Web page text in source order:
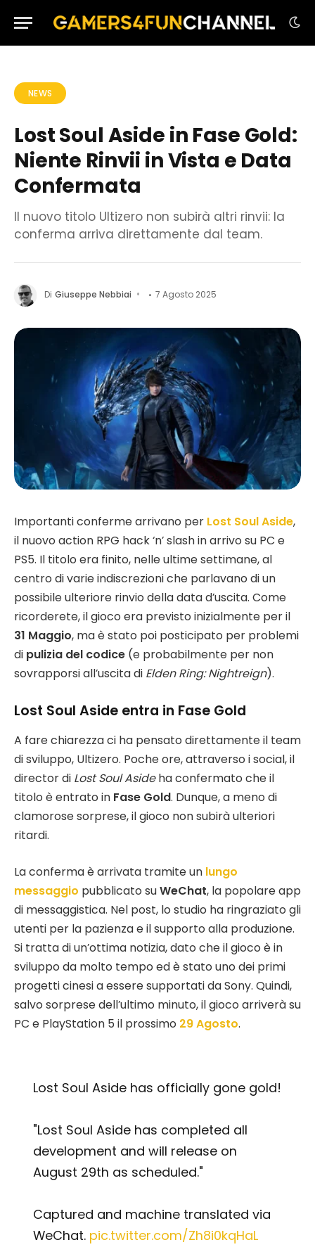
NEWS
Lost Soul Aside in Fase Gold:
Niente Rinvii in Vista e Data
Confermata
Il nuovo titolo Ultizero non subirà altri rinvii: la
conferma arriva direttamente dal team.
Di Giuseppe Nebbiai 7 Agosto 2025
Importanti conferme arrivano per Lost Soul Aside,
il nuovo action RPG hack ‘n’ slash in arrivo su PC e
PS5. Il titolo era finito, nelle ultime settimane, al
centro di varie indiscrezioni che parlavano di un
possibile ulteriore rinvio della data d’uscita. Come
ricorderete, il gioco era previsto inizialmente per il
31 Maggio, ma è stato poi posticipato per problemi
di pulizia del codice (e probabilmente per non
sovrapporsi all’uscita di Elden Ring: Nightreign).
Lost Soul Aside entra in Fase Gold
A fare chiarezza ci ha pensato direttamente il team
di sviluppo, Ultizero. Poche ore, attraverso i social, il
director di Lost Soul Asideha confermato che il
titolo è entrato in Fase Gold. Dunque, a meno di
clamorose sorprese, il gioco non subirà ulteriori
ritardi.
La conferma è arrivata tramite un lungo
messaggio pubblicato suWeChat, la popolare app
di messaggistica. Nel post, lo studio ha ringraziato gli
utenti per la pazienza e il supporto alla produzione.
Si tratta di un’ottima notizia, dato che il gioco è in
sviluppo da molto tempo ed è stato uno dei primi
progetti cinesi a essere supportati da Sony. Quindi,
salvo sorprese dell’ultimo minuto, il gioco arriverà su
PC e PlayStation 5 il prossimo 29 Agosto.
Lost Soul Aside has officially gone gold!
"Lost Soul Aside has completed all
development and will release on
August 29th as scheduled."
Captured and machine translated via
WeChat. pic.twitter.com/Zh8i0kqHaL